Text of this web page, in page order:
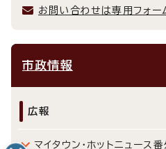
お問い合わせは専用フォー
市政情報
広報
マイタウン・ホットニュース